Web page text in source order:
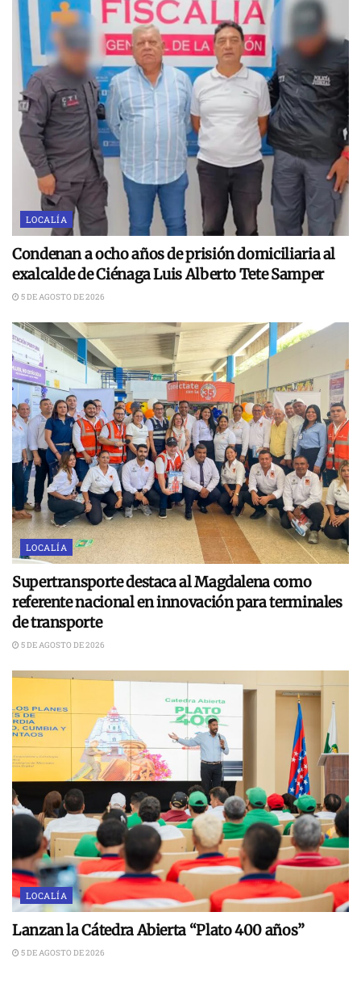
LOCALÍA
Condenan a ocho años de prisión domiciliaria al
exalcalde de Ciénaga Luis Alberto Tete Samper
5 DE AGOSTO DE 2026
LOCALÍA
Supertransporte destaca al Magdalena como
referente nacional en innovación para terminales
de transporte
5 DE AGOSTO DE 2026
LOCALÍA
Lanzan la Cátedra Abierta “Plato 400 años”
5 DE AGOSTO DE 2026